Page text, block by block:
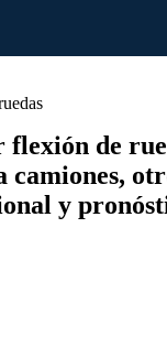
de
camiones,
y